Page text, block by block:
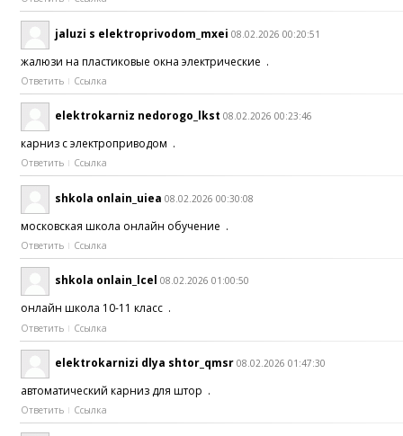
jaluzi s elektroprivodom_mxei 08.02.2026 00:20:51
жалюзи на пластиковые окна электрические .
Ответить Ссылка
elektrokarniz nedorogo_lkst 08.02.2026 00:23:46
карниз с электроприводом .
Ответить Ссылка
shkola onlain_uiea 08.02.2026 00:30:08
московская школа онлайн обучение .
Ответить Ссылка
shkola onlain_lcel 08.02.2026 01:00:50
онлайн школа 10-11 класс .
Ответить Ссылка
elektrokarnizi dlya shtor_qmsr 08.02.2026 01:47:30
автоматический карниз для штор .
Ответить Ссылка